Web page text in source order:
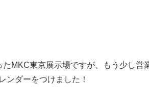
MKC東京展示場ですが、もう少し営
ンダーをつけました！